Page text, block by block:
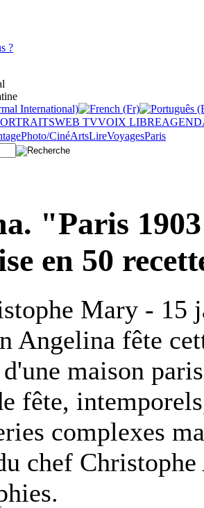
?
WEB TVVOIX LIBRE
Photo/CinéArtsLireVoyagesParis
"Paris
en 50
Mary - 15
Angelina fête
maison
fête,
complexes
chef Christophe